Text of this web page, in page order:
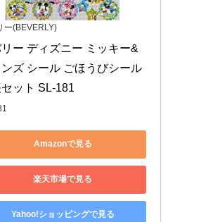
ー(BEVERLY)
リー ディズニー ミッキー&
ズ シール ごほうびシール
ット SL-181
Amazonで見る
楽天市場で見る
Yahoo!ショッピングで見る